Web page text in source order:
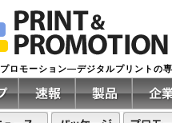
ロモーション―デジタルプリントの